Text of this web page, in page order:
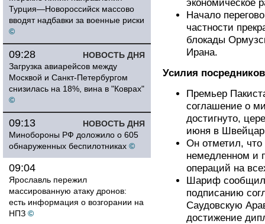
Турция—Новороссийск массово
вводят надбавки за военные риски
©
НОВОСТЬ ДНЯ
09:28
Загрузка авиарейсов между
Москвой и Санкт-Петербургом
снизилась на 18%, вина в "Коврах"
©
НОВОСТЬ ДНЯ
09:13
Минобороны РФ доложило о 605
обнаруженных беспилотниках ©
09:04
Ярославль пережил
массированную атаку дронов:
есть информация о возгорании на
НПЗ ©
экономическое
Начало
частности
блокады
Ирана.
Усилия
Премьер
соглашение о
достигнуто,
июня в
Он отметил,
немедленном и
операций на
Шариф сообщил
подписанию
Саудовскую
достижение